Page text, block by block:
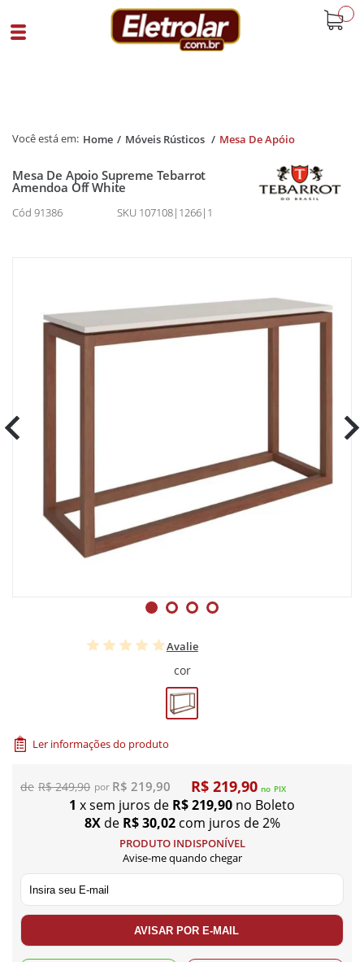
Home Móveis Rústicos Mesa De Apóio
Mesa De Apoio Supreme Tebarrot
Amendoa Off White
Cód 91386 SKU 107108|1266|1
Avalie
cor
Ler informações do produto
R$ 249,90 R$ 219,90 R$ 219,90 no PIX
1 x sem juros de R$ 219,90 no Boleto
8Xde R$ 30,02 com juros de 2%
PRODUTO INDISPONÍVEL
Avise-me quando chegar